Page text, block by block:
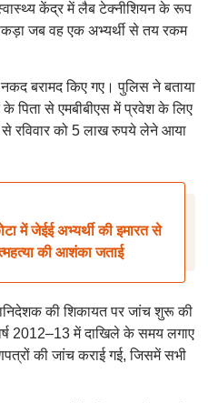
केंद्र में लैब टेक्नीशियन के रूप
जब वह एक अभ्यर्थी से तय रकम
बरामद किए गए। पुलिस ने बताया
के पिता से एमबीबीएस में प्रवेश के लिए
रविवार को 5 लाख रुपये लेने आया
में जेईई अभ्यर्थी की इमारत से
की आशंका जताई
की शिकायत पर जांच शुरू की
2012–13 में दाखिले के समय लगाए
की जांच कराई गई, जिसमें सभी